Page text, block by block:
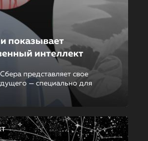
и показывает
интеллект
представляет свое
— специально для